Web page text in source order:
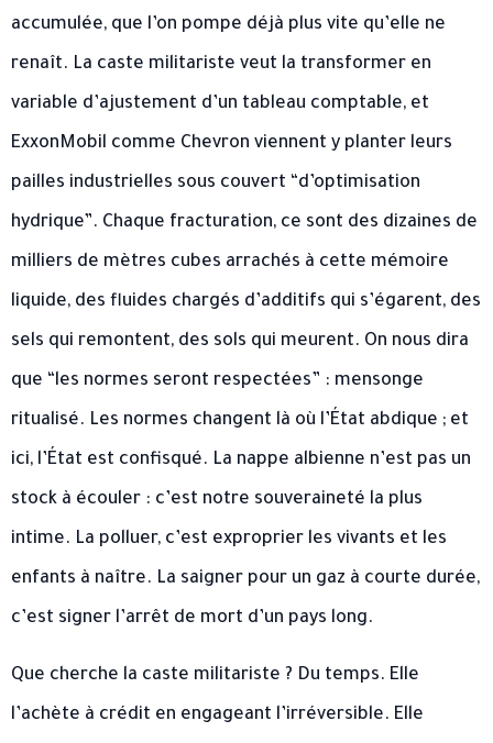
accumulée, que l’on pompe déjà plus vite qu’elle ne
renaît. La caste militariste veut la transformer en
variable d’ajustement d’un tableau comptable, et
ExxonMobil comme Chevron viennent y planter leurs
pailles industrielles sous couvert “d’optimisation
hydrique”. Chaque fracturation, ce sont des dizaines de
milliers de mètres cubes arrachés à cette mémoire
liquide, des fluides chargés d’additifs qui s’égarent, des
sels qui remontent, des sols qui meurent. On nous dira
que “les normes seront respectées” : mensonge
ritualisé. Les normes changent là où l’État abdique ; et
ici, l’État est confisqué. La nappe albienne n’est pas un
stock à écouler : c’est notre souveraineté la plus
intime. La polluer, c’est exproprier les vivants et les
enfants à naître. La saigner pour un gaz à courte durée,
c’est signer l’arrêt de mort d’un pays long.
Que cherche la caste militariste ? Du temps. Elle
l’achète à crédit en engageant l’irréversible. Elle